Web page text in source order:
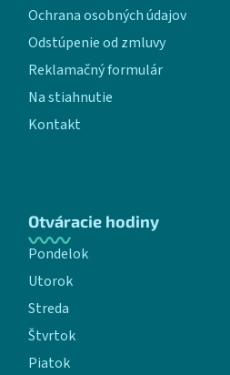
Ochrana osobných údajov
Odstúpenie od zmluvy
Reklamačný formulár
Na stiahnutie
Kontakt
Otváracie hodiny
Pondelok
Utorok
Streda
Štvrtok
Piatok